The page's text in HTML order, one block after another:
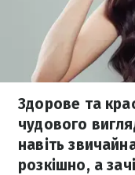
Здорове та
чудового
навіть
розкішно, а